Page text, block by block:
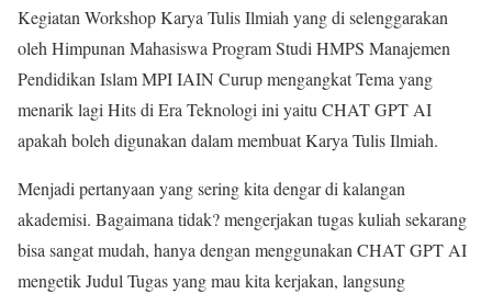
Kegiatan Workshop Karya Tulis Ilmiah yang di selenggarakan
oleh Himpunan Mahasiswa Program Studi HMPS Manajemen
Pendidikan Islam MPI IAIN Curup mengangkat Tema yang
menarik lagi Hits di Era Teknologi ini yaitu CHAT GPT AI
apakah boleh digunakan dalam membuat Karya Tulis Ilmiah.
Menjadi pertanyaan yang sering kita dengar di kalangan
akademisi. Bagaimana tidak? mengerjakan tugas kuliah sekarang
bisa sangat mudah, hanya dengan menggunakan CHAT GPT AI
mengetik Judul Tugas yang mau kita kerjakan, langsung